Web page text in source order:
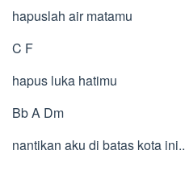
hapuslah air matamu
C F
hapus luka hatimu
Bb A Dm
nantikan aku di batas kota ini..